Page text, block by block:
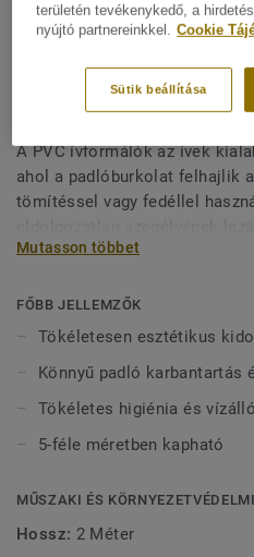
All Accessories|Befejező munkák
PVC
A PVC ívformálók az ívek
ahol a padlóburkolat felhajlik
tömítéssel vagy fedéllel
ívformálók 5-féle méretben
vízzárást biztosítanak annak a
sima sarkot képeznek a
lekerekített sarkoknak
és karbantarthatók. A PVC
homogén és & heterogén
padlóburkolatokkal.
Mutasson többet
FŐBB JELLEMZŐK
Tökéletesen esztétikus
Könnyű padló karbantartás
Tökéletes higiénia és
5-féle méretben kapható
MŰSZAKI ÉS
Hossz: 2 Méter
területén tevékenykedő, a
nyújtó partnereinkkel. Cookie
Sütik beállítása